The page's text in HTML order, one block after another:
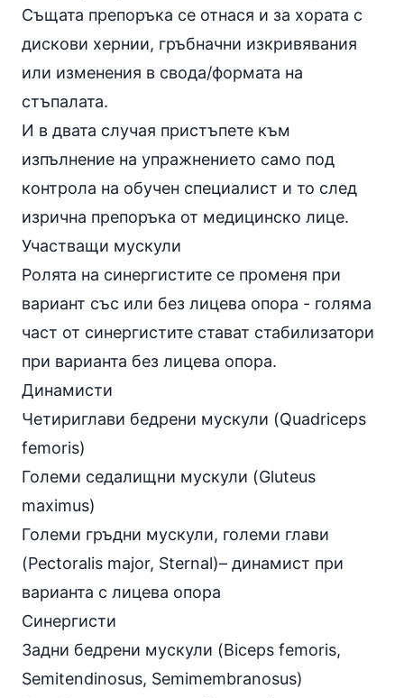
Същата препоръка се отнася и за хората с
дискови хернии, гръбначни изкривявания
или изменения в свода/формата на
стъпалата.
И в двата случая пристъпете към
изпълнение на упражнението само под
контрола на обучен специалист и то след
изрична препоръка от медицинско лице.
Участващи мускули
Ролята на синергистите се променя при
вариант със или без лицева опора - голяма
част от синергистите стават стабилизатори
при варианта без лицева опора.
Динамисти
Четириглави бедрени мускули (Quadriceps
femoris)
Големи седалищни мускули (Gluteus
maximus)
Големи гръдни мускули, големи глави
(Pectoralis major, Sternal)– динамист при
варианта с лицева опора
Синергисти
Задни бедрени мускули (Biceps femoris,
Semitendinosus, Semimembranosus)